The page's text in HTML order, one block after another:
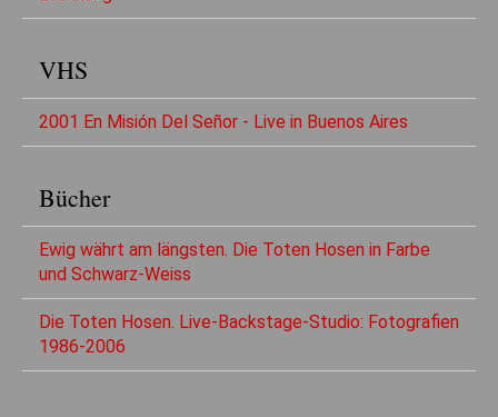
VHS
2001 En Misión Del Señor - Live in Buenos Aires
Bücher
Ewig währt am längsten. Die Toten Hosen in Farbe
und Schwarz-Weiss
Die Toten Hosen. Live-Backstage-Studio: Fotografien
1986-2006